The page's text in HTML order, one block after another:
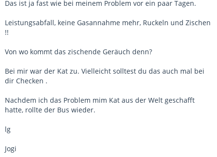
Das ist ja fast wie bei meinem Problem vor ein paar Tagen.
Leistungsabfall, keine Gasannahme mehr, Ruckeln und Zischen
!!
Von wo kommt das zischende Geräuch denn?
Bei mir war der Kat zu. Vielleicht solltest du das auch mal bei
dir Checken .
Nachdem ich das Problem mim Kat aus der Welt geschafft
hatte, rollte der Bus wieder.
lg
Jogi